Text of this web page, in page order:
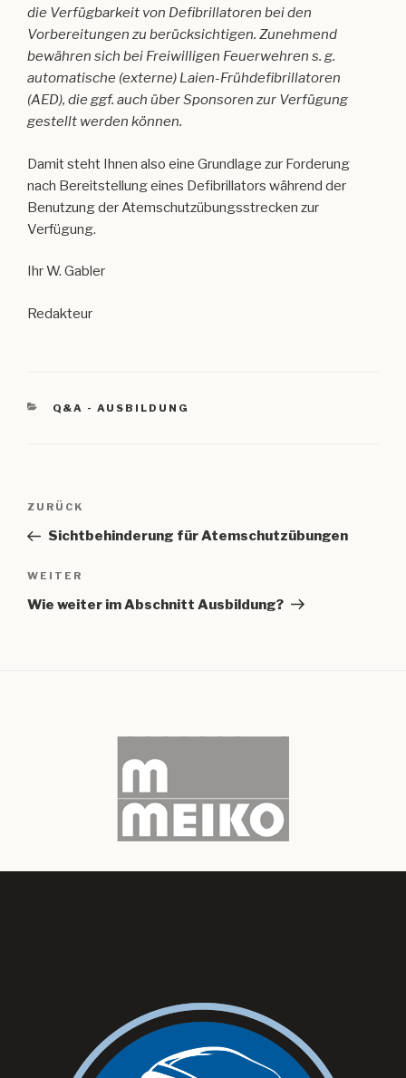
die Verfügbarkeit von Defibrillatoren bei den
Vorbereitungen zu berücksichtigen. Zunehmend
bewähren sich bei Freiwilligen Feuerwehren s. g.
automatische (externe) Laien-Frühdefibrillatoren
(AED), die ggf. auch über Sponsoren zur Verfügung
gestellt werden können.
Damit steht Ihnen also eine Grundlage zur Forderung
nach Bereitstellung eines Defibrillators während der
Benutzung der Atemschutzübungsstrecken zur
Verfügung.
Ihr W. Gabler
Redakteur
KATEGORIEN
Q&A - AUSBILDUNG
Beitragsnavigation
Vorheriger
Beitrag
ZURÜCK
Sichtbehinderung für Atemschutzübungen
Nächster
Beitrag
WEITER
Wie weiter im Abschnitt Ausbildung?